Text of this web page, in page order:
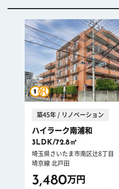
築45年 / リノベーション
ハイラーク南浦和
3LDK/72.8㎡
埼玉県さいたま市南区辻8丁目
埼京線 北戸田
3,480万円